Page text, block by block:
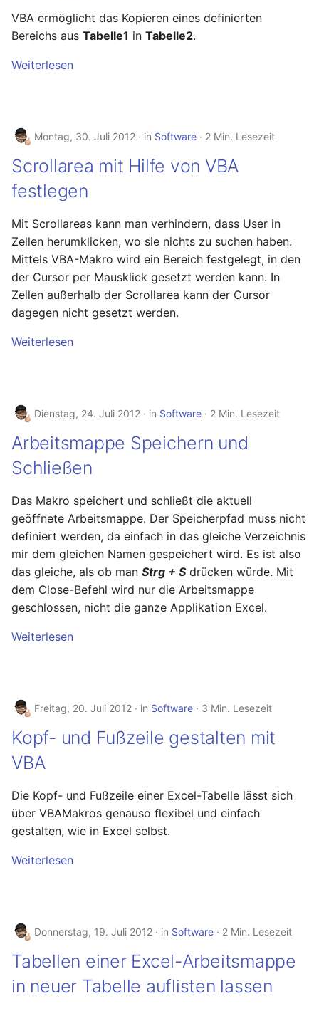
t
i
s
i
r
t
Januar 2026
November 2025
September 2025
August 2025
Juli 2025
Mai 2025
April 2025
März 2025
Februar 2025
November 2024
Oktober 2024
Mai 2024
April 2024
Februar 2024
Januar 2024
Dezember 2023
September 2023
August 2023
Juli 2023
Mai 2023
April 2023
Februar 2023
Januar 2023
Linux
Ansible
Tools & Apps
zur Verwaltung von
Schlüsselpaaren
OpenPGP-Schlüssel auf
Schlüssel auf Linux-
Server übertragen und
für passwortlose
Anmeldung nutzen
YubiKey als zweiten
Faktor für den
Passwortmanager
KeePassXC
Thunderbird OpenPGP
verschlüsseln und
Secure LuCi Access Via
Secure LuCi Access Via SSH
Configuration
Statistik And Monitoring
OpenWrt - Statistik And
Stubby
OpenWrt – Stubby
System Configuration
OpenWrt - System
Upgrade
USB Storage Device
USB Storage Device
WireGuard Peer
Configuration
OpenWrt - WireGuard Peer
Configuration
WireGuard VPN
OpenWrt - WireGuard VPN
VBA ermöglicht das Kopieren eines definierten
Bereichs aus Tabelle1 in Tabelle2.
Weiterlesen
Montag, 30. Juli 2012 in Software 2 Min. Lesezeit
Scrollarea mit Hilfe von VBA
festlegen
Mit Scrollareas kann man verhindern, dass User in
Zellen herumklicken, wo sie nichts zu suchen haben.
Mittels VBA-Makro wird ein Bereich festgelegt, in den
der Cursor per Mausklick gesetzt werden kann. In
Zellen außerhalb der Scrollarea kann der Cursor
dagegen nicht gesetzt werden.
Weiterlesen
Dienstag, 24. Juli 2012 in Software 2 Min. Lesezeit
Arbeitsmappe Speichern und
Schließen
Das Makro speichert und schließt die aktuell
geöffnete Arbeitsmappe. Der Speicherpfad muss nicht
definiert werden, da einfach in das gleiche Verzeichnis
mir dem gleichen Namen gespeichert wird. Es ist also
das gleiche, als ob man Strg + Sdrücken würde. Mit
dem Close-Befehl wird nur die Arbeitsmappe
geschlossen, nicht die ganze Applikation Excel.
Weiterlesen
Freitag, 20. Juli 2012 in Software 3 Min. Lesezeit
Kopf- und Fußzeile gestalten mit
VBA
Die Kopf- und Fußzeile einer Excel-Tabelle lässt sich
über VBAMakros genauso flexibel und einfach
gestalten, wie in Excel selbst.
Weiterlesen
Donnerstag, 19. Juli 2012 in Software 2 Min. Lesezeit
Tabellen einer Excel-Arbeitsmappe
in neuer Tabelle auflisten lassen